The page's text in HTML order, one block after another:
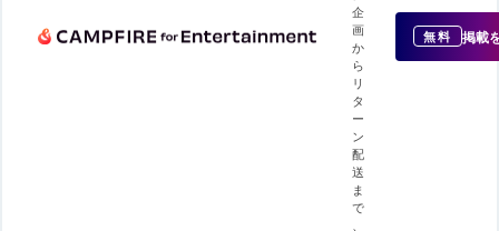
企
画
か
ら
リ
タ
ー
ン
配
送
ま
で
無料 掲載